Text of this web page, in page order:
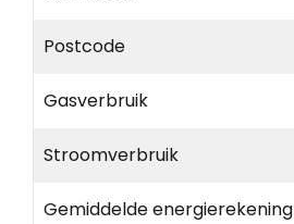
Postcode
Gasverbruik
Stroomverbruik
Gemiddelde energierekening